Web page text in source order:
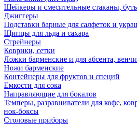
Шейкеры и смесительные стаканы,
Джиггеры
Подставки барные для салфеток и
Щипцы для льда и сахара
Стрейнеры
Коврики, сетки
Ложки барменские и для абсента,
Ножи барменские
Контейнеры для фруктов и специй
Емкости для сока
Направляющие для бокалов
Темперы, разравниватели для кофе,
нок-боксы
Столовые приборы